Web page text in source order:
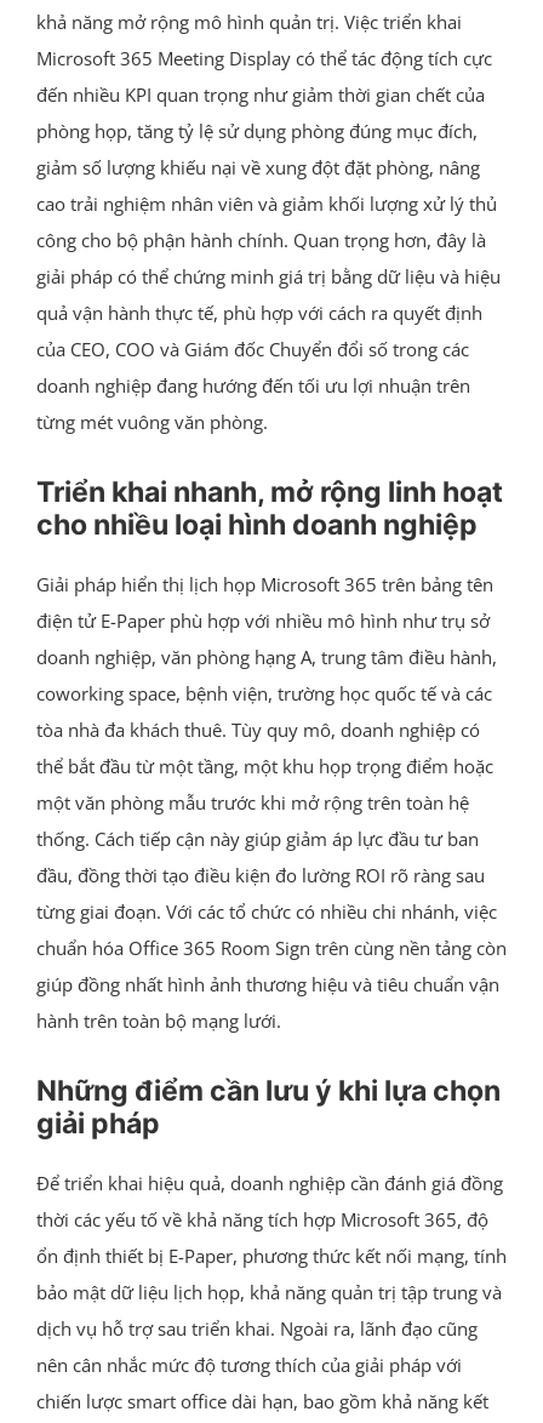
khả năng mở rộng mô hình quản trị. Việc triển khai
Microsoft 365 Meeting Display có thể tác động tích cực
đến nhiều KPI quan trọng như giảm thời gian chết của
phòng họp, tăng tỷ lệ sử dụng phòng đúng mục đích,
giảm số lượng khiếu nại về xung đột đặt phòng, nâng
cao trải nghiệm nhân viên và giảm khối lượng xử lý thủ
công cho bộ phận hành chính. Quan trọng hơn, đây là
giải pháp có thể chứng minh giá trị bằng dữ liệu và hiệu
quả vận hành thực tế, phù hợp với cách ra quyết định
của CEO, COO và Giám đốc Chuyển đổi số trong các
doanh nghiệp đang hướng đến tối ưu lợi nhuận trên
từng mét vuông văn phòng.
Triển khai nhanh, mở rộng linh hoạt
cho nhiều loại hình doanh nghiệp
Giải pháp hiển thị lịch họp Microsoft 365 trên bảng tên
điện tử E-Paper phù hợp với nhiều mô hình như trụ sở
doanh nghiệp, văn phòng hạng A, trung tâm điều hành,
coworking space, bệnh viện, trường học quốc tế và các
tòa nhà đa khách thuê. Tùy quy mô, doanh nghiệp có
thể bắt đầu từ một tầng, một khu họp trọng điểm hoặc
một văn phòng mẫu trước khi mở rộng trên toàn hệ
thống. Cách tiếp cận này giúp giảm áp lực đầu tư ban
đầu, đồng thời tạo điều kiện đo lường ROI rõ ràng sau
từng giai đoạn. Với các tổ chức có nhiều chi nhánh, việc
chuẩn hóa Office 365 Room Sign trên cùng nền tảng còn
giúp đồng nhất hình ảnh thương hiệu và tiêu chuẩn vận
hành trên toàn bộ mạng lưới.
Những điểm cần lưu ý khi lựa chọn
giải pháp
Để triển khai hiệu quả, doanh nghiệp cần đánh giá đồng
thời các yếu tố về khả năng tích hợp Microsoft 365, độ
ổn định thiết bị E-Paper, phương thức kết nối mạng, tính
bảo mật dữ liệu lịch họp, khả năng quản trị tập trung và
dịch vụ hỗ trợ sau triển khai. Ngoài ra, lãnh đạo cũng
nên cân nhắc mức độ tương thích của giải pháp với
chiến lược smart office dài hạn, bao gồm khả năng kết